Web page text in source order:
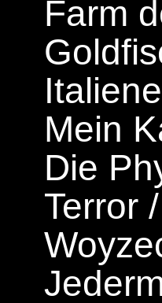
Farm
Mein
Die
Terror /